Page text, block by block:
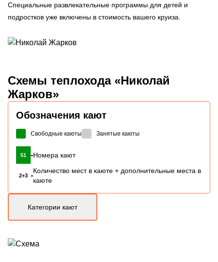
Специальные развлекательные программы для детей и
подростков уже включены в стоимость вашего круиза.
Схемы теплохода «Николай
Жарков»
Обозначения кают
Свободные каюты Занятые каюты
51 -Номера кают
2+3 -
Количество мест в каюте + дополнительные места в
каюте
Категории кают